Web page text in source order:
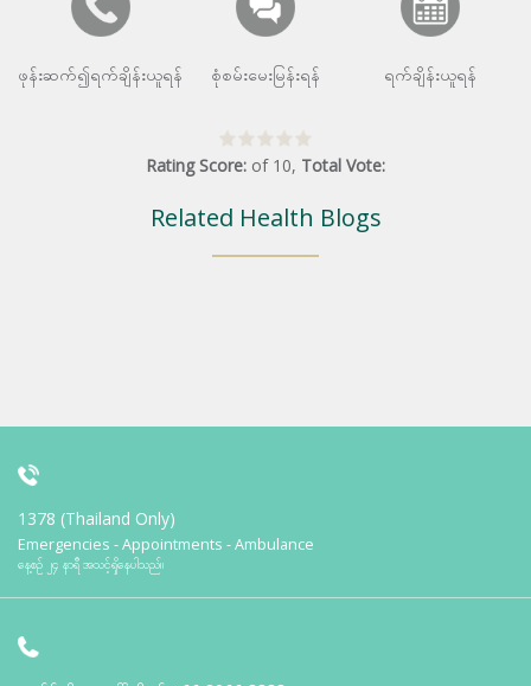
ဖုန်းဆက်၍ရက်ချိန်းယူရန် စုံစမ်းမေးမြန်းရန် ရက်ချိန်းယူရန်
Rating Score: of 10, Total Vote:
Related Health Blogs
1378 (Thailand Only)
Emergencies - Appointments - Ambulance
နေ့စဉ် ၂၄ နာရီ အသင့်ရှိနေပါသည်။